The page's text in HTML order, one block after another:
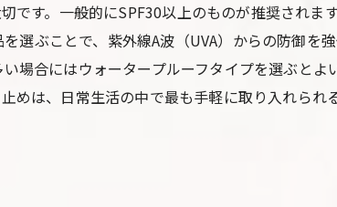
外線による肌老化のメカニズム
ミやそばかすを防ぐための紫外線ケア
の健康を維持するための紫外線対策
外線が引き起こす肌トラブルとその予防
です。一般的にSPF30以上のものが推奨されま
選ぶことで、紫外線A波（UVA）からの防御を
場合にはウォータープルーフタイプを選ぶと
めは、日常生活の中で最も手軽に取り入れら